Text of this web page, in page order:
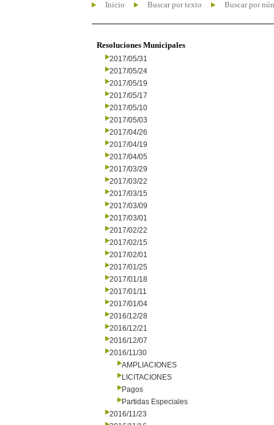
Inicio Buscar por texto Buscar por
Resoluciones Municipales
2017/05/31
2017/05/24
2017/05/19
2017/05/17
2017/05/10
2017/05/03
2017/04/26
2017/04/19
2017/04/05
2017/03/29
2017/03/22
2017/03/15
2017/03/09
2017/03/01
2017/02/22
2017/02/15
2017/02/01
2017/01/25
2017/01/18
2017/01/11
2017/01/04
2016/12/28
2016/12/21
2016/12/07
2016/11/30
AMPLIACIONES
LICITACIONES
Pagos
Partidas Especiales
2016/11/23